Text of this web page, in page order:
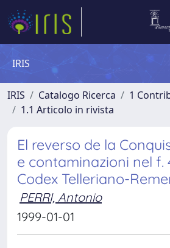
IRIS
IRIS Catalogo Ricerca
1
1.1 Articolo in rivista
El reverso de la
e contaminazioni nel f.
Codex Telleriano-
PERRI, Antonio
1999-01-01